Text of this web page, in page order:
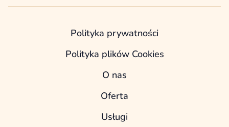
Polityka prywatności
Polityka plików Cookies
O nas
Oferta
Usługi